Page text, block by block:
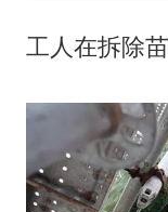
工人在拆除苗